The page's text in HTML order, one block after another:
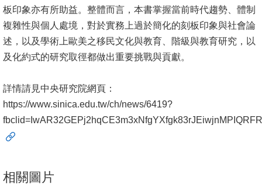
站
導
覽
心
板印象亦有所助益。整體而言，本書掌握當前時代趨勢、體制
複雜性與個人處境，對於實務上過於簡化的刻板印象與社會論
述，以及學術上歐美之移民文化與教育、階級與教育研究，以
及化約式的研究取徑都做出重要挑戰與貢獻。
詳情請見中央研究院網頁：
https://www.sinica.edu.tw/ch/news/6419?
相關圖片